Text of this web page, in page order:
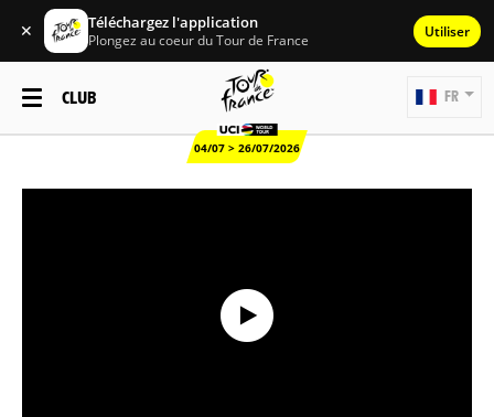
✕ Téléchargez l'application
Plongez au coeur du Tour de France Utiliser
CLUB
04/07 > 26/07/2026
FR